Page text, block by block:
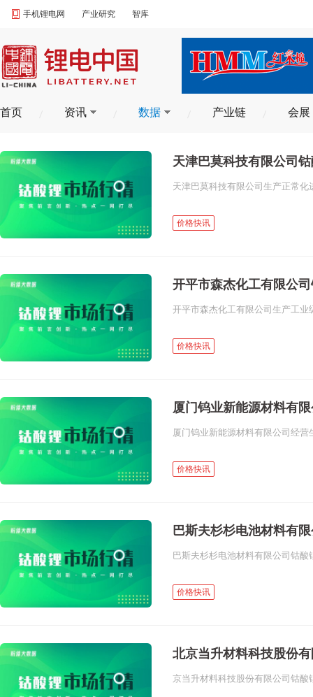
手机锂电网 产业研究 智库
首页 资讯 数据 产业链 会展
天津巴莫科技有限公司
天津巴莫科技有限公司生产正常化
价格快讯
开平市森杰化工有限公
开平市森杰化工有限公司生产工业
价格快讯
厦门钨业新能源材料有
厦门钨业新能源材料有限公司经营
价格快讯
巴斯夫杉杉电池材料有
价格快讯
北京当升材料科技股份